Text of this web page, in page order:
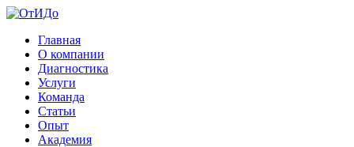
Главная
О компании
Диагностика
Услуги
Команда
Статьи
Опыт
Академия